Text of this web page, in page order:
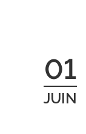
01
JUIN